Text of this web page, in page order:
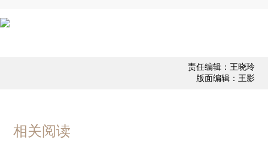
责任编辑：王晓玲
版面编辑：王影
相关阅读